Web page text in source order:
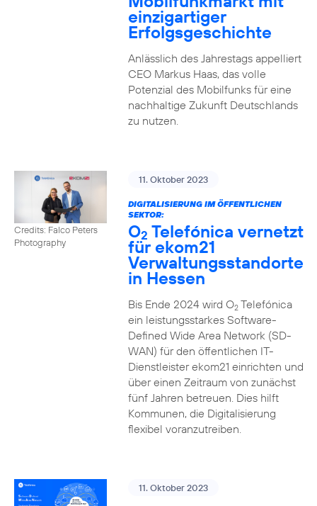
einzigartiger
Erfolgsgeschichte
Anlässlich des Jahrestags appelliert
CEO Markus Haas, das volle
Potenzial des Mobilfunks für eine
nachhaltige Zukunft Deutschlands
zu nutzen.
Credits: Falco Peters
Photography
11. Oktober 2023
DIGITALISIERUNG IM ÖFFENTLICHEN
SEKTOR:
O2 Telefónica vernetzt
für ekom21
Verwaltungsstandorte
in Hessen
Bis Ende 2024 wird O2Telefónica
ein leistungsstarkes Software-
Defined Wide Area Network (SD-
WAN) für den öffentlichen IT-
Dienstleister ekom21 einrichten und
über einen Zeitraum von zunächst
fünf Jahren betreuen. Dies hilft
Kommunen, die Digitalisierung
flexibel voranzutreiben.
11. Oktober 2023